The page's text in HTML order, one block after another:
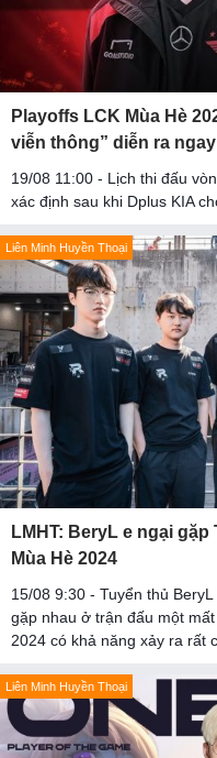
Playoffs LCK Mùa Hè
viễn thông” diễn ra
19/08 11:00 - Lịch thi đấu
xác định sau khi Dplus KIA
Liên Minh Huyền Thoại
LMHT: BeryL e ngại
Mùa Hè 2024
15/08 9:30 - Tuyển thủ
gặp nhau ở trận đấu một
2024 có khả năng xảy ra rất
Liên Minh Huyền Thoại